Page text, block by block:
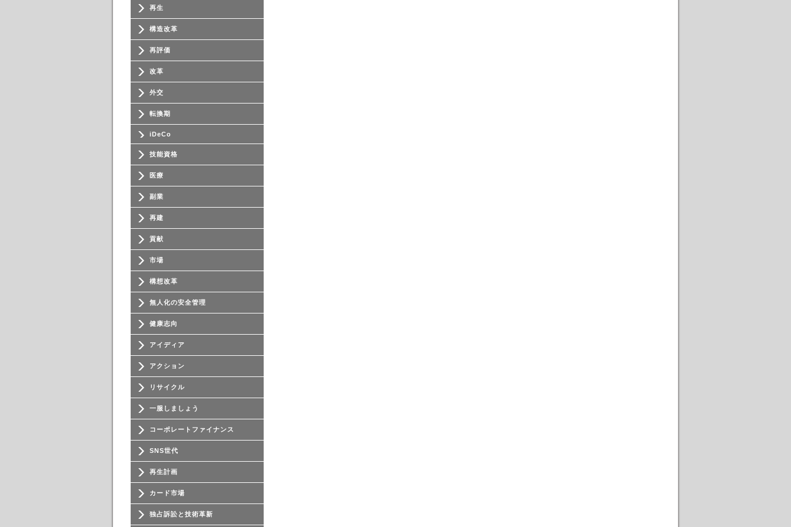
再生
構造改革
再評価
改革
外交
転換期
iDeCo
技能資格
医療
副業
再建
貢献
市場
構想改革
無人化の安全管理
健康志向
アイディア
アクション
リサイクル
一服しましょう
コーポレートファイナンス
SNS世代
再生計画
カード市場
独占訴訟と技術革新